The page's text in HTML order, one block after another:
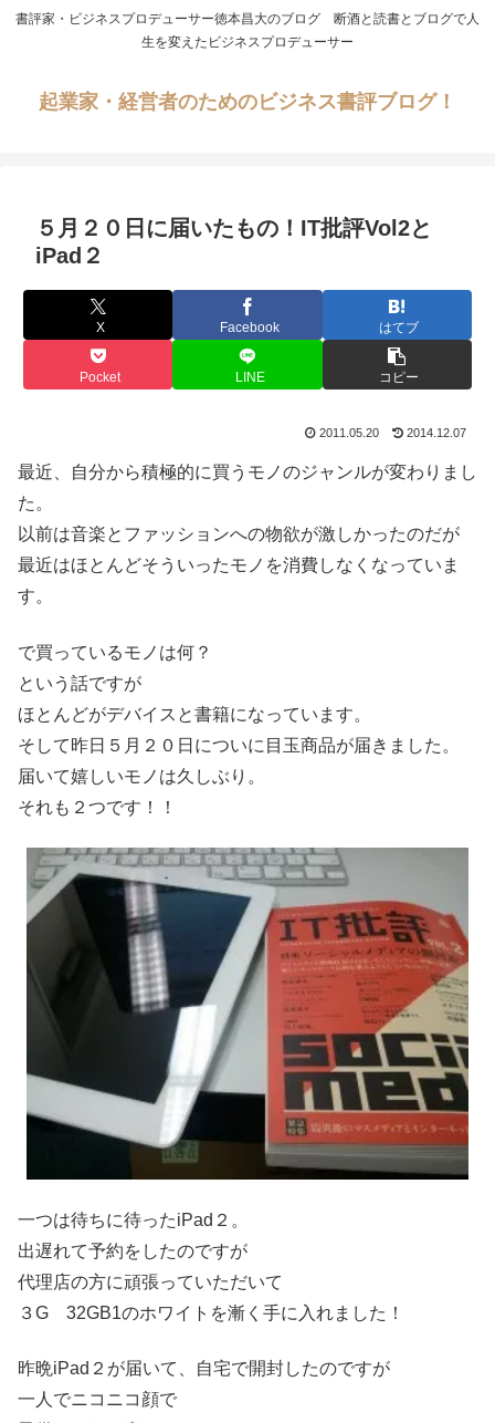
書評家・ビジネスプロデューサー徳本昌大のブログ 断酒と読書とブログで人
生を変えたビジネスプロデューサー
起業家・経営者のためのビジネス書評ブログ！
５月２０日に届いたもの！IT批評Vol2と
iPad２
X Facebook はてブ
Pocket LINE コピー
2011.05.20 2014.12.07
最近、自分から積極的に買うモノのジャンルが変わりまし
た。
以前は音楽とファッションへの物欲が激しかったのだが
最近はほとんどそういったモノを消費しなくなっていま
す。
で買っているモノは何？
という話ですが
ほとんどがデバイスと書籍になっています。
そして昨日５月２０日についに目玉商品が届きました。
届いて嬉しいモノは久しぶり。
それも２つです！！
一つは待ちに待ったiPad２。
出遅れて予約をしたのですが
代理店の方に頑張っていただいて
３G 32GB1のホワイトを漸く手に入れました！
昨晩iPad２が届いて、自宅で開封したのですが
一人でニコニコ顔で